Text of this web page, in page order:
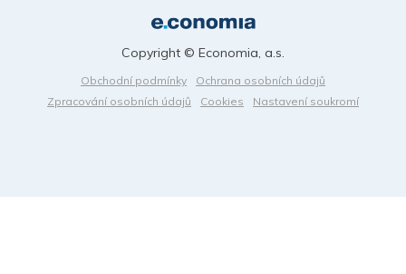
Obchodní podmínky
Ochrana osobních údajů
Zpracování osobních údajů
Cookies Nastavení soukromí
Copyright © Economia, a.s.